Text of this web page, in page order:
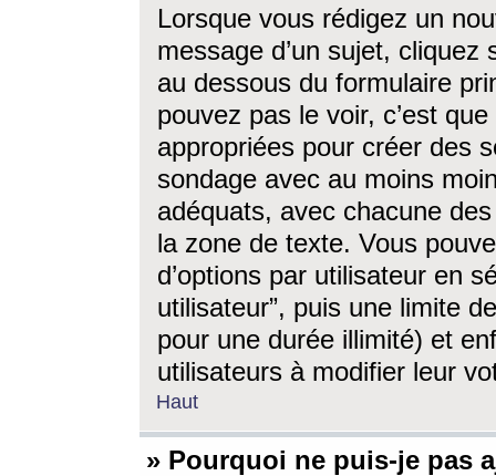
Lorsque vous rédigez un
message d’un sujet, cliquez
au dessous du formulaire
pouvez pas le voir, c’est
appropriées pour créer des
sondage avec au moins
adéquats, avec chacune
la zone de texte. Vous
d’options par utilisateur en
utilisateur”, puis une limite
pour une durée illimité) et
utilisateurs à modifier leur
Haut
» Pourquoi ne puis-je pas